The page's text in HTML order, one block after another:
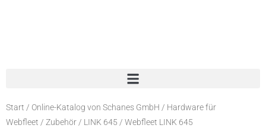
Start / Online-Katalog von Schanes GmbH / Hardware für
Webfleet / Zubehör / LINK 645 / Webfleet LINK 645